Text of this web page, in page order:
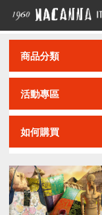
商品分類
活動專區
如何購買